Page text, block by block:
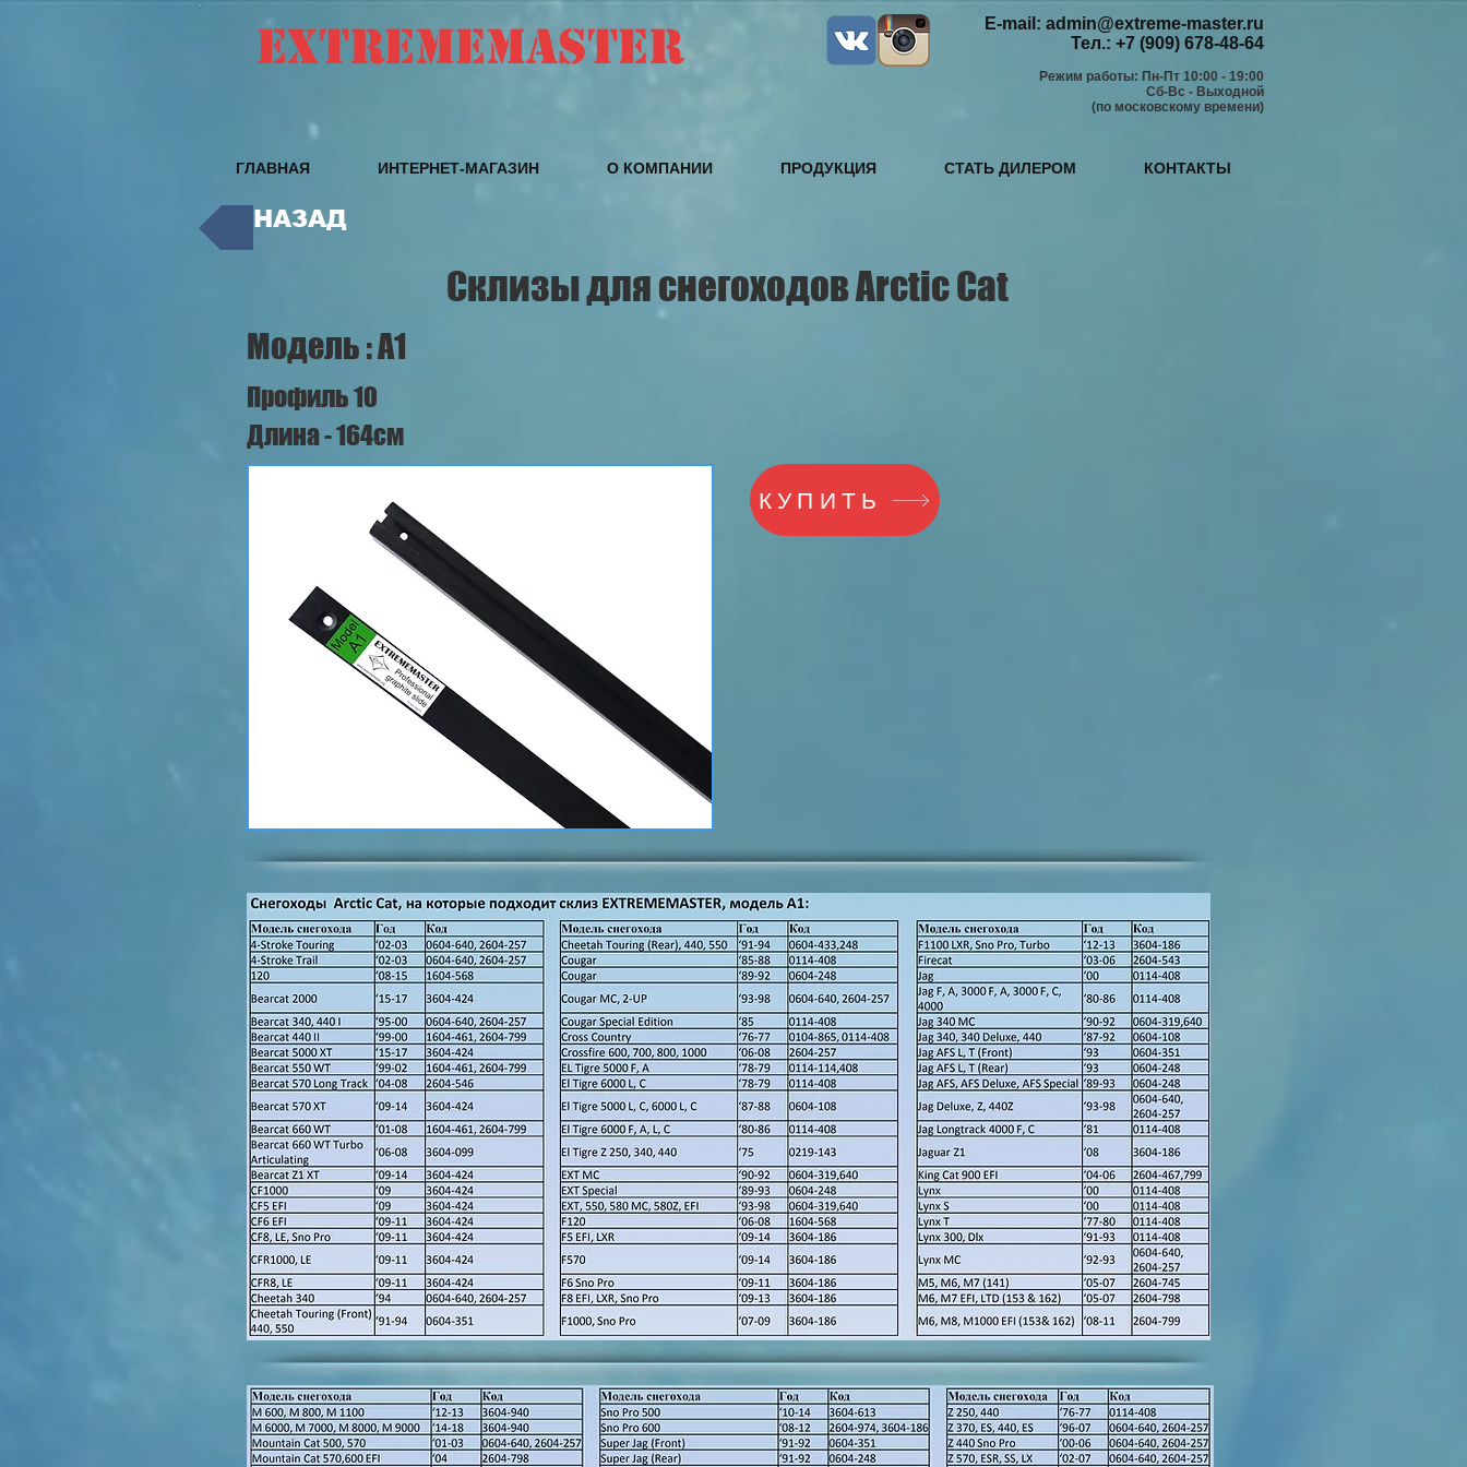
EXTREMEMASTER E-mail: admin@extreme-master.ru
Тел.: +7 (909) 678-48-64
Режим работы: Пн-Пт 10:00 - 19:00
Сб-Вс - Выходной
(по московскому времени)
ГЛАВНАЯ ИНТЕРНЕТ-МАГАЗИН О КОМПАНИИ ПРОДУКЦИЯ СТАТЬ ДИЛЕРОМ КОНТАКТЫ
НАЗАД
Склизы для снегоходов Arctic Cat
Модель : A1
Профиль 10
Длина - 164см
КУПИТЬ